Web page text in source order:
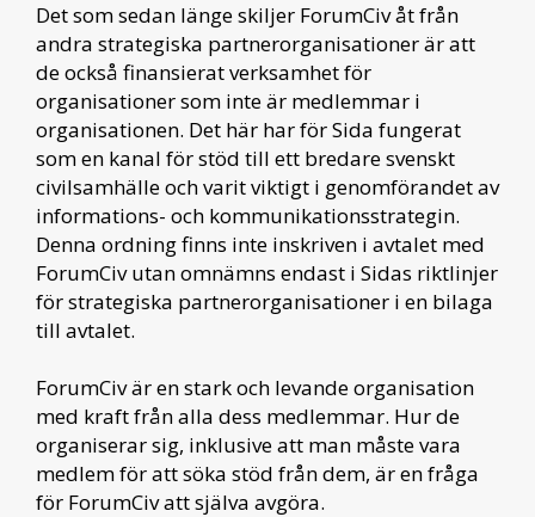
Det som sedan länge skiljer ForumCiv åt från
andra strategiska partnerorganisationer är att
de också finansierat verksamhet för
organisationer som inte är medlemmar i
organisationen. Det här har för Sida fungerat
som en kanal för stöd till ett bredare svenskt
civilsamhälle och varit viktigt i genomförandet av
informations- och kommunikationsstrategin.
Denna ordning finns inte inskriven i avtalet med
ForumCiv utan omnämns endast i Sidas riktlinjer
för strategiska partnerorganisationer i en bilaga
till avtalet.
ForumCiv är en stark och levande organisation
med kraft från alla dess medlemmar. Hur de
organiserar sig, inklusive att man måste vara
medlem för att söka stöd från dem, är en fråga
för ForumCiv att själva avgöra.